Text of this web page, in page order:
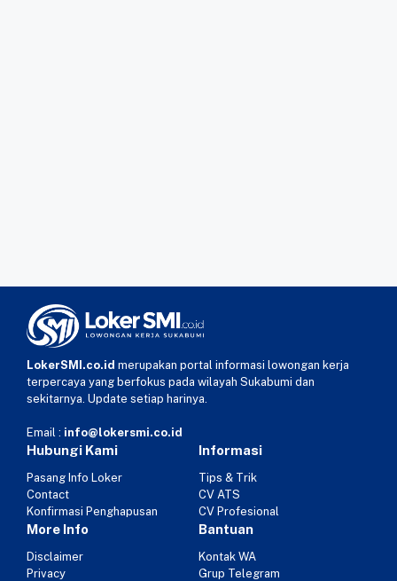
LokerSMI.co.id merupakan portal informasi lowongan kerja
terpercaya yang berfokus pada wilayah Sukabumi dan
sekitarnya. Update setiap harinya.
Email : info@lokersmi.co.id
Hubungi Kami
Pasang Info Loker
Contact
Konfirmasi Penghapusan
Informasi
Tips & Trik
CV ATS
CV Profesional
More Info
Disclaimer
Privacy
Bantuan
Kontak WA
Grup Telegram